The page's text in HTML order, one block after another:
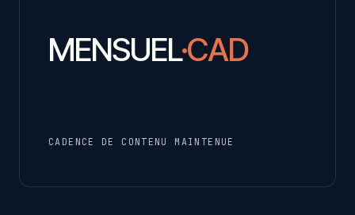
MENSUEL·CAD
CADENCE DE CONTENU MAINTENUE